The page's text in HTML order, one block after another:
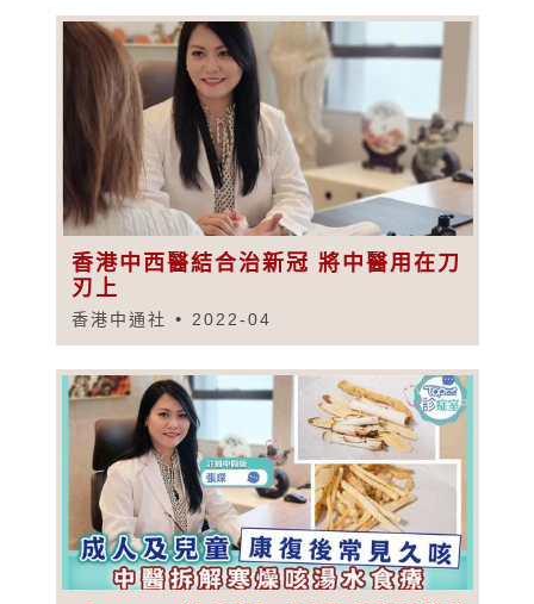
香港中西醫結合治新冠 將中醫用在刀
刃上
香港中通社 2022-04